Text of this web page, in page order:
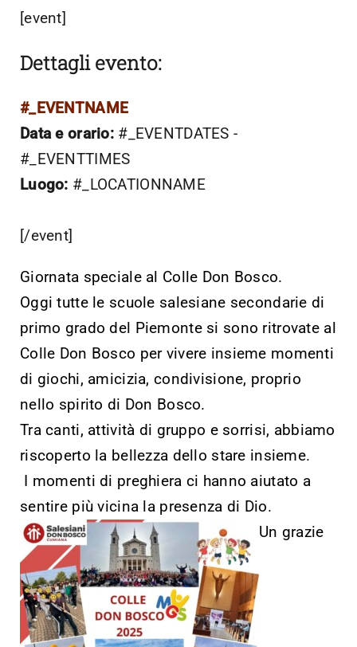
[event]
Dettagli evento:
#_EVENTNAME
Data e orario: #_EVENTDATES -
#_EVENTTIMES
Luogo: #_LOCATIONNAME
[/event]
Giornata speciale al Colle Don Bosco.
Oggi tutte le scuole salesiane secondarie di
primo grado del Piemonte si sono ritrovate al
Colle Don Bosco per vivere insieme momenti
di giochi, amicizia, condivisione, proprio
nello spirito di Don Bosco.
Tra canti, attività di gruppo e sorrisi, abbiamo
riscoperto la bellezza dello stare insieme.
I momenti di preghiera ci hanno aiutato a
sentire più vicina la presenza di Dio.
Un grazie